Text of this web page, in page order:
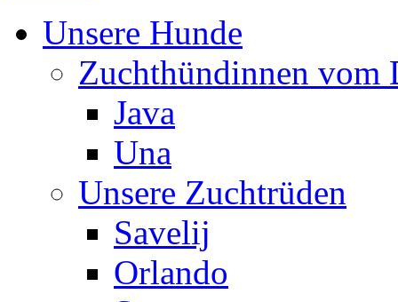
Unsere Hunde
Zuchthündinnen vom
Java
Una
Unsere Zuchtrüden
Savelij
Orlando